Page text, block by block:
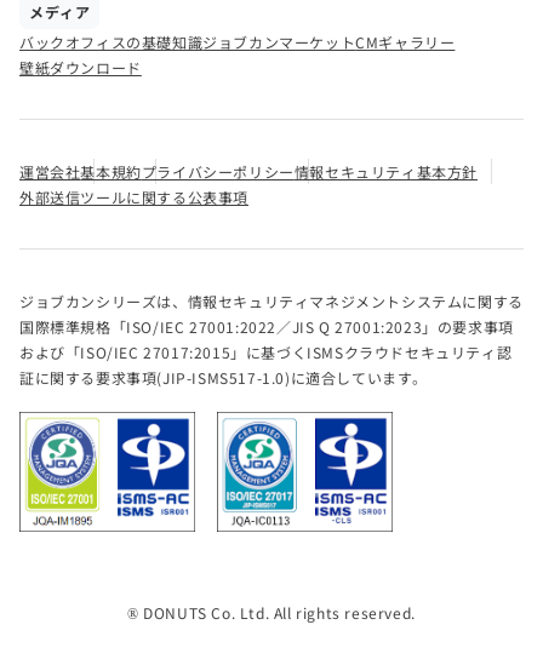
メディア
バックオフィスの基礎知識ジョブカンマーケットCMギャラリー
壁紙ダウンロード
運営会社基本規約プライバシーポリシー情報セキュリティ基本方針
外部送信ツールに関する公表事項
ジョブカンシリーズは、情報セキュリティマネジメントシステムに関する
国際標準規格「ISO/IEC 27001:2022／JIS Q 27001:2023」の要求事項
および「ISO/IEC 27017:2015」に基づくISMSクラウドセキュリティ認
証に関する要求事項(JIP-ISMS517-1.0)に適合しています。
® DONUTS Co. Ltd. All rights reserved.